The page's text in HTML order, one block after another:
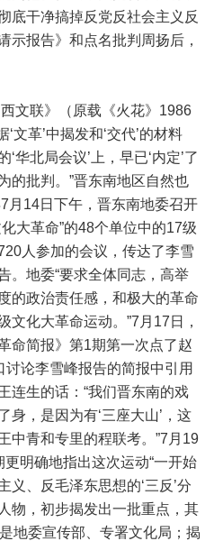
底干净搞掉反党反社会主义反
示报告》和点名批判周扬后，
联》（原载《火花》1986
文革’中揭发和‘交代’的材料
华北局会议’上，早已‘内定’了
的批判。”晋东南地区自然也
月14日下午，晋东南地委召开
大革命”的48个单位中的17级
人参加的会议，传达了李雪
。地委“要求全体同志，高举
的政治责任感，和极大的革命
文化大革命运动。”7月17日，
命简报》第1期第一次点了赵
讨论李雪峰报告的简报中引用
连生的话：“我们晋东南的戏
身，是因为有‘三座大山’，这
中青和专里的程联考。”7月19
明确地指出这次运动“一开始
义、反毛泽东思想的‘三反’分
物，初步揭发出一批重点，其
地委宣传部、专署文化局；揭